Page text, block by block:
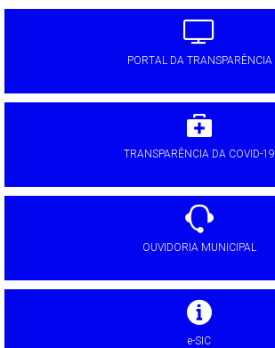
PORTAL DA TRANSPARÊNCIA
TRANSPARÊNCIA DA COVID-19
OUVIDORIA MUNICIPAL
e-SIC